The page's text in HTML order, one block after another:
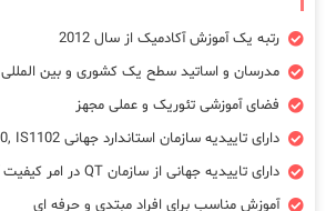
رتبه یک آموزش آکادمیک از سال 2012
مدرسان و اساتید سطح یک کشوری و بین المللی
فضای آموزشی تئوریک و عملی مجهز
دارای تاییدیه سازمان استاندارد جهانی ISO1200, IS1102
دارای تاییدیه جهانی از سازمان QT در امر کیفیت آموزش
آموزش مناسب برای افراد مبتدی و حرفه ای